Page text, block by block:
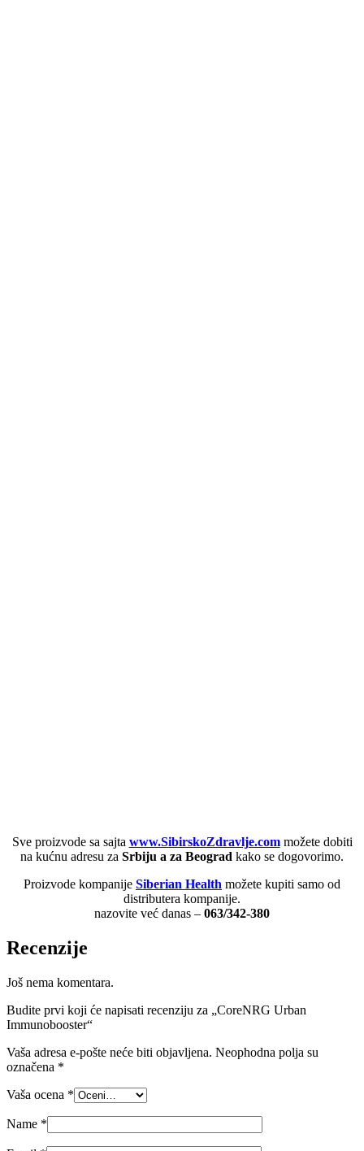
Sve proizvode sa sajta www.SibirskoZdravlje.commožete dobiti
na kućnu adresu za Srbiju a za Beograd kako se dogovorimo.
Proizvode kompanije Siberian Health možete kupiti samo od
distributera kompanije.
nazovite već danas – 063/342-380
Recenzije
Još nema komentara.
Budite prvi koji će napisati recenziju za „CoreNRG Urban
Immunobooster“
Vaša adresa e-pošte neće biti objavljena. Neophodna polja su
označena *
Vaša ocena *
Name *